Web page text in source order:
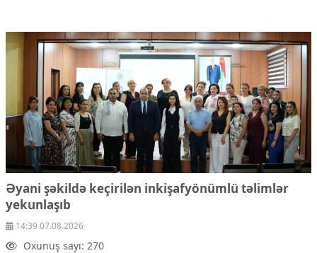
Əyani şəkildə keçirilən inkişafyönümlü təlimlər
yekunlaşıb
14:39 07.08.2026
Oxunuş sayı: 270